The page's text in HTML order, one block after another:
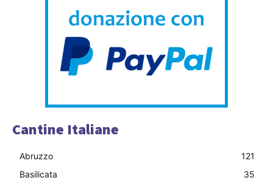
Cantine Italiane
Abruzzo
121
Basilicata
35